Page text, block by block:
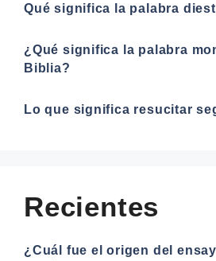
Qué significa la palabra
¿Qué significa la palabra
Biblia?
Lo que significa resucitar
Recientes
¿Cuál fue el origen del